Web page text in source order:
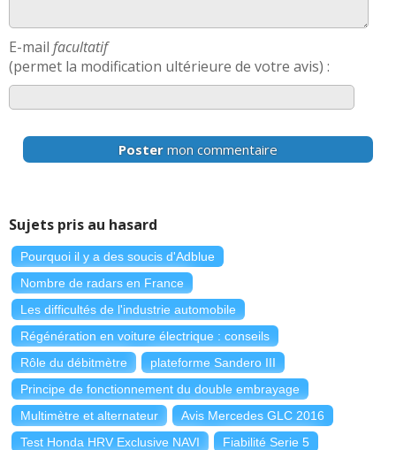
E-mail facultatif
(permet la modification ultérieure de votre avis) :
Poster mon commentaire
Sujets pris au hasard
Pourquoi il y a des soucis d'Adblue
Nombre de radars en France
Les difficultés de l'industrie automobile
Régénération en voiture électrique : conseils
Rôle du débitmètre
plateforme Sandero III
Principe de fonctionnement du double embrayage
Multimètre et alternateur
Avis Mercedes GLC 2016
Test Honda HRV Exclusive NAVI
Fiabilité Serie 5